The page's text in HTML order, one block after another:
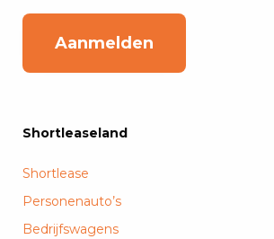
Aanmelden
Shortleaseland
Shortlease
Personenauto’s
Bedrijfswagens